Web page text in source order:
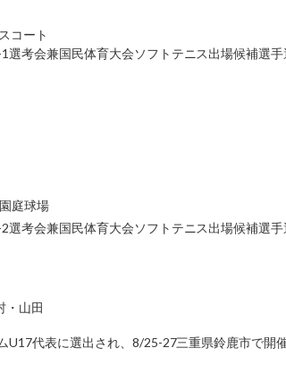
コート
選考会兼国民体育大会ソフトテニス出場候補選
庭球場
選考会兼国民体育大会ソフトテニス出場候補選手
山田
U17代表に選出され、8/25-27三重県鈴鹿市で開